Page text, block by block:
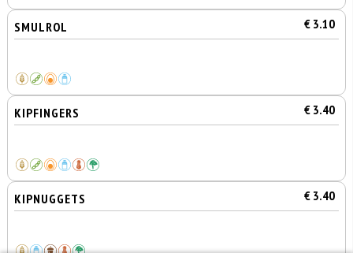
SMULROL € 3.10
KIPFINGERS € 3.40
KIPNUGGETS € 3.40